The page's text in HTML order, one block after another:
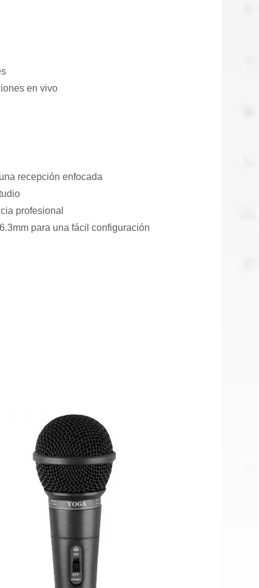
en vivo
recepción enfocada
profesional
para una fácil configuración